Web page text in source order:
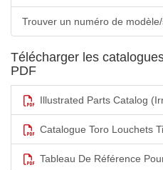
Trouver un numéro de
Télécharger les
PDF
Illustrated Parts Catalog
Catalogue Toro Louchets
Tableau De Référence